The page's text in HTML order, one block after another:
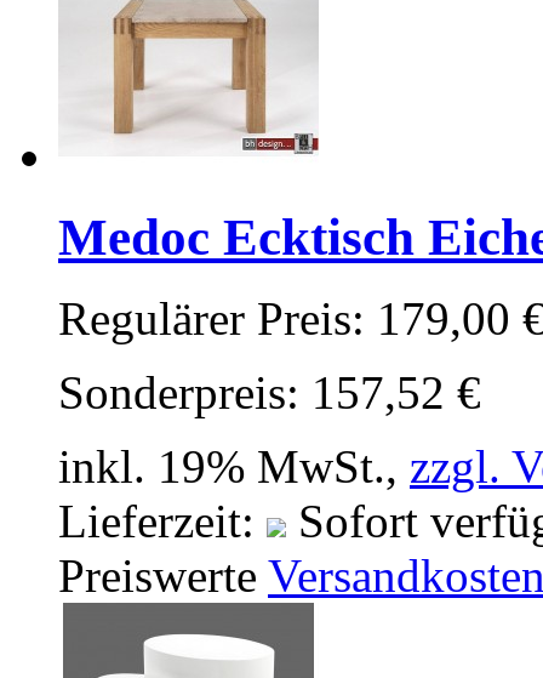
Medoc Ecktisch
Regulärer Preis: 179,00
Sonderpreis: 157,52 €
inkl. 19% MwSt., zzgl.
Lieferzeit:
Sofort
Preiswerte